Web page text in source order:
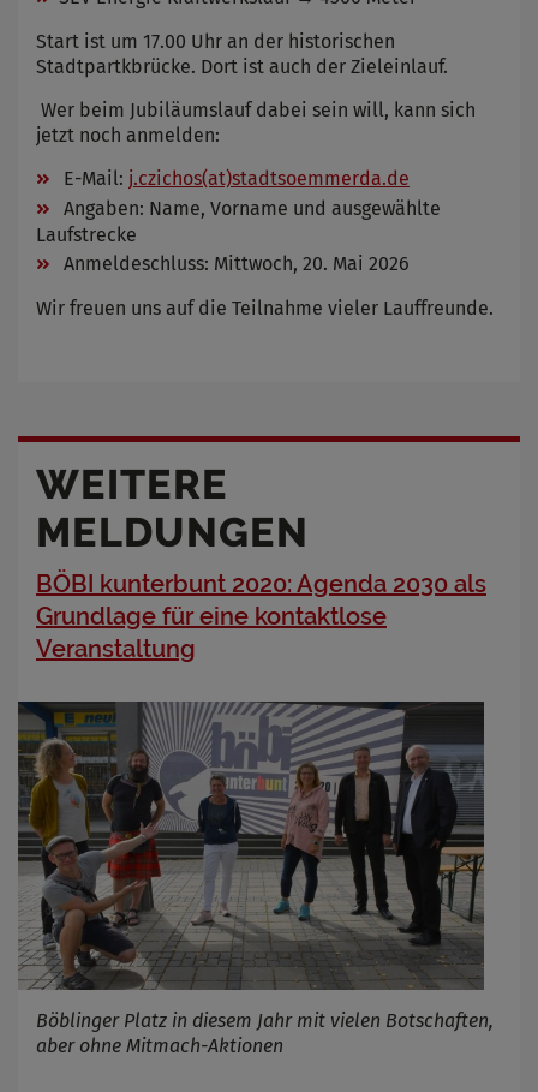
Start ist um 17.00 Uhr an der historischen
Stadtpartkbrücke. Dort ist auch der Zieleinlauf.
Wer beim Jubiläumslauf dabei sein will, kann sich
jetzt noch anmelden:
E-Mail: j.czichos(at)stadtsoemmerda.de
Angaben: Name, Vorname und ausgewählte
Laufstrecke
Anmeldeschluss: Mittwoch, 20. Mai 2026
Wir freuen uns auf die Teilnahme vieler Lauffreunde.
WEITERE
MELDUNGEN
BÖBI kunterbunt 2020: Agenda 2030 als
Grundlage für eine kontaktlose
Veranstaltung
Böblinger Platz in diesem Jahr mit vielen Botschaften,
aber ohne Mitmach-Aktionen